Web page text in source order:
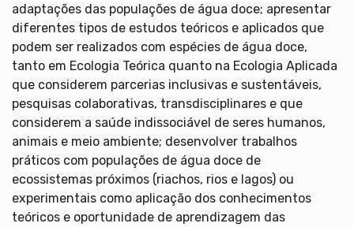
adaptações das populações de água doce; apresentar
diferentes tipos de estudos teóricos e aplicados que
podem ser realizados com espécies de água doce,
tanto em Ecologia Teórica quanto na Ecologia Aplicada
que considerem parcerias inclusivas e sustentáveis,
pesquisas colaborativas, transdisciplinares e que
considerem a saúde indissociável de seres humanos,
animais e meio ambiente; desenvolver trabalhos
práticos com populações de água doce de
ecossistemas próximos (riachos, rios e lagos) ou
experimentais como aplicação dos conhecimentos
teóricos e oportunidade de aprendizagem das